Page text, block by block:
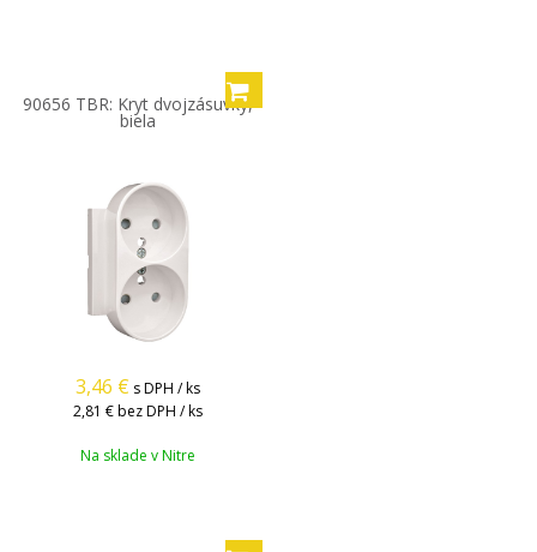
90656 TBR: Kryt dvojzásuvky,
biela
3,46 € s DPH / ks
2,81 € bez DPH / ks
Na sklade v Nitre